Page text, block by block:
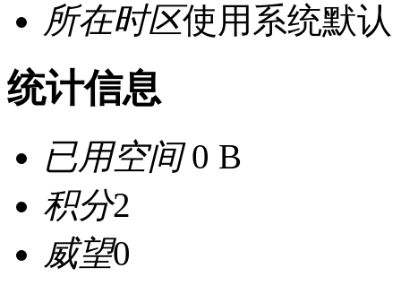
所在时区使用系统默认
统计信息
已用空间0 B
积分2
威望0